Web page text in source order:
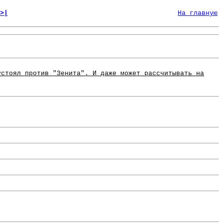
На главную
против "Зенита". И даже может рассчитывать на